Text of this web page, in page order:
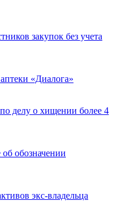
закупок без учета
«Диалога»
делу о хищении более 4
обозначении
экс-владельца